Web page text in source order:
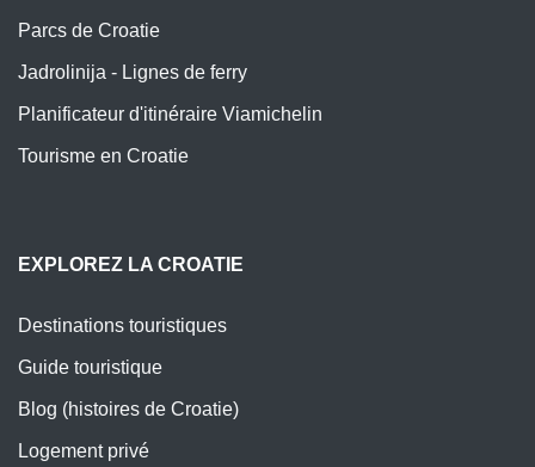
Parcs de Croatie
Jadrolinija - Lignes de ferry
Planificateur d'itinéraire Viamichelin
Tourisme en Croatie
EXPLOREZ LA CROATIE
Destinations touristiques
Guide touristique
Blog (histoires de Croatie)
Logement privé